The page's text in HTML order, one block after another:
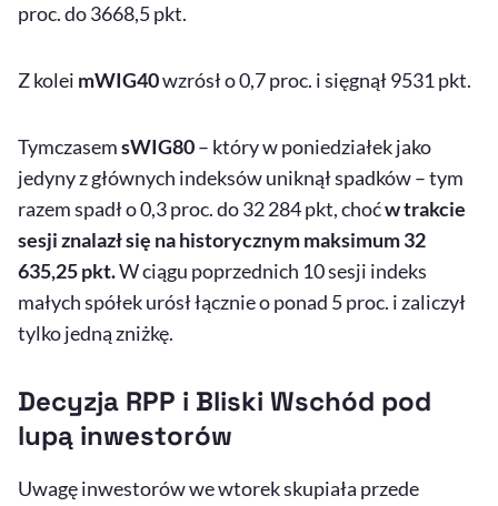
proc. do 3668,5 pkt.
Z kolei mWIG40wzrósł o 0,7 proc. i sięgnął 9531 pkt.
TymczasemsWIG80– który w poniedziałek jako
jedyny z głównych indeksów uniknął spadków – tym
razem spadł o 0,3 proc. do 32 284 pkt, choćw trakcie
sesji znalazł się na historycznym maksimum 32
635,25 pkt.W ciągu poprzednich 10 sesji indeks
małych spółek urósł łącznie o ponad 5 proc. i zaliczył
tylko jedną zniżkę.
Decyzja RPP i Bliski Wschód pod
lupą inwestorów
Uwagę inwestorów we wtorek skupiała przede